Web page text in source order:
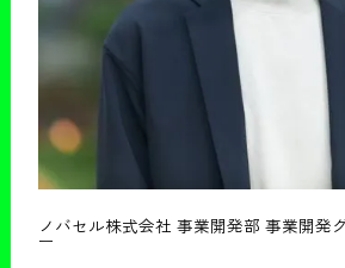
ノバセル株式会社 事業開発部 事業開発
ー